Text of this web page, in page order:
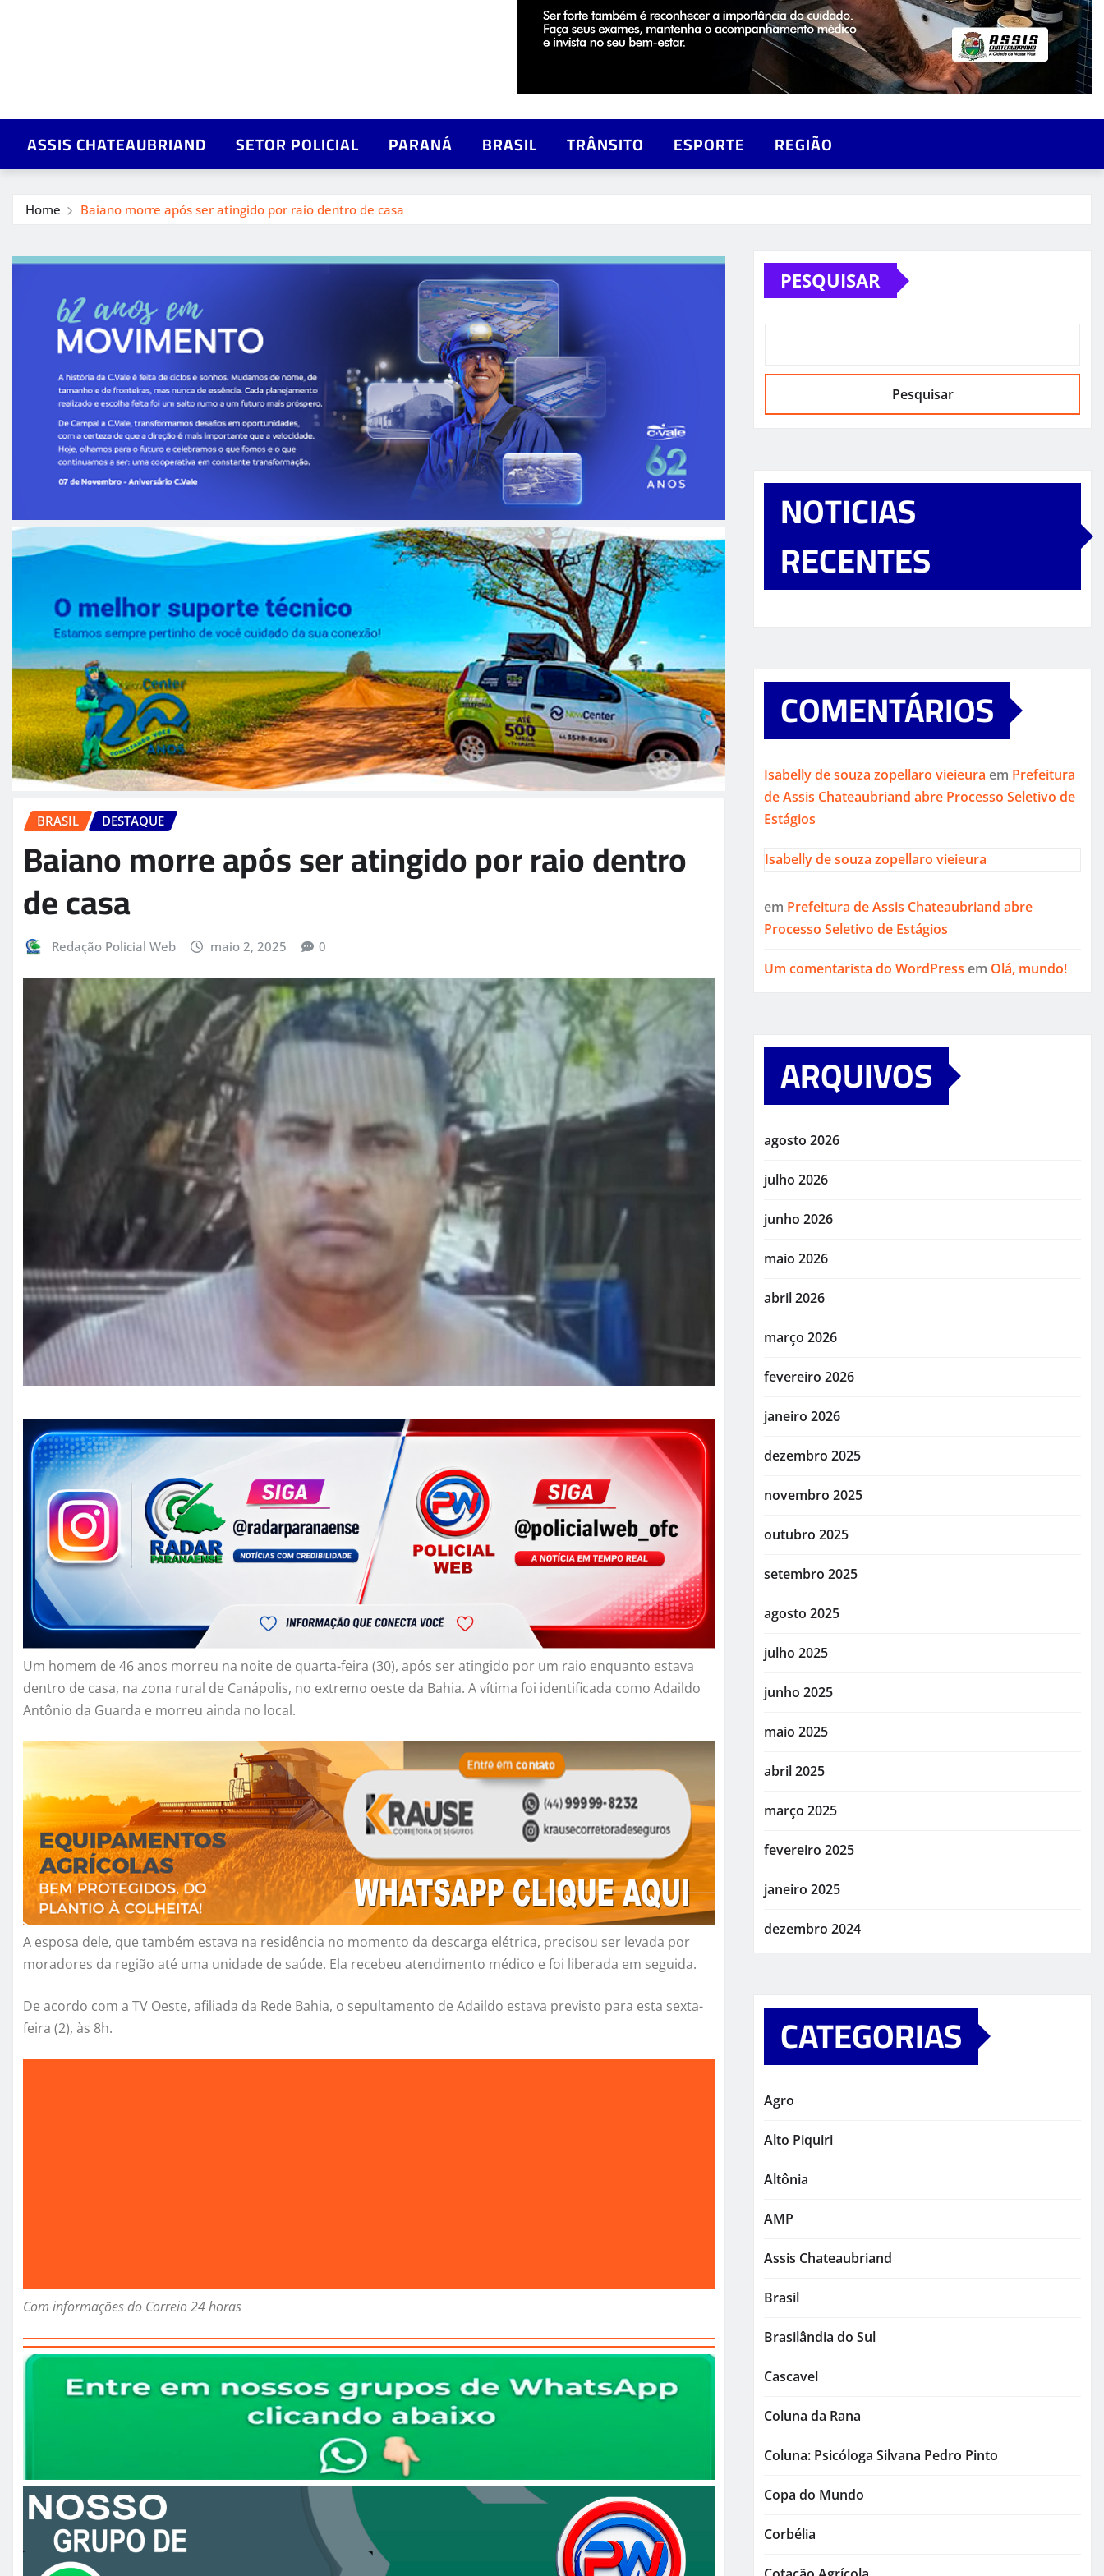
ASSIS CHATEAUBRIAND SETOR POLICIAL PARANÁ BRASIL TRÂNSITO ESPORTE REGIÃO
Home Baiano morre após ser atingido por raio dentro de casa
BRASIL DESTAQUE
Baiano morre após ser atingido por raio dentro
de casa
Redação Policial Web maio 2, 2025 0
Um homem de 46 anos morreu na noite de quarta-feira (30), após ser atingido por um raio enquanto estava
dentro de casa, na zona rural de Canápolis, no extremo oeste da Bahia. A vítima foi identificada como Adaildo
Antônio da Guarda e morreu ainda no local.
A esposa dele, que também estava na residência no momento da descarga elétrica, precisou ser levada por
moradores da região até uma unidade de saúde. Ela recebeu atendimento médico e foi liberada em seguida.
De acordo com a TV Oeste, afiliada da Rede Bahia, o sepultamento de Adaildo estava previsto para esta sexta-
feira (2), às 8h.
Com informações do Correio 24 horas
PESQUISAR
Pesquisar
NOTICIAS
RECENTES
COMENTÁRIOS
Isabelly de souza zopellaro vieieura em Prefeitura
de Assis Chateaubriand abre Processo Seletivo de
Estágios
Isabelly de souza zopellaro vieieura
em Prefeitura de Assis Chateaubriand abre
Processo Seletivo de Estágios
Um comentarista do WordPress em Olá, mundo!
ARQUIVOS
agosto 2026
julho 2026
junho 2026
maio 2026
abril 2026
março 2026
fevereiro 2026
janeiro 2026
dezembro 2025
novembro 2025
outubro 2025
setembro 2025
agosto 2025
julho 2025
junho 2025
maio 2025
abril 2025
março 2025
fevereiro 2025
janeiro 2025
dezembro 2024
CATEGORIAS
Agro
Alto Piquiri
Altônia
AMP
Assis Chateaubriand
Brasil
Brasilândia do Sul
Cascavel
Coluna da Rana
Coluna: Psicóloga Silvana Pedro Pinto
Copa do Mundo
Corbélia